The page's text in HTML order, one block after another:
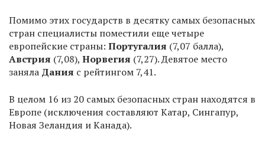
Помимо этих государств в десятку самых безопасных
стран специалисты поместили еще четыре
европейские страны: Португалия (7,07 балла),
Австрия (7,08), Норвегия (7,27). Девятое место
заняла Дания с рейтингом 7,41.
В целом 16 из 20 самых безопасных стран находятся в
Европе (исключения составляют Катар, Сингапур,
Новая Зеландия и Канада).